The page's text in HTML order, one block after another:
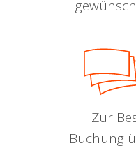
Zur
Buchung